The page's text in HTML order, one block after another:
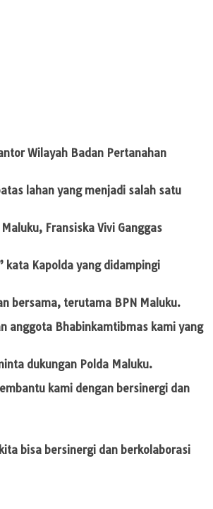
Wilayah Badan Pertanahan
lahan yang menjadi salah satu
Fransiska Vivi Ganggas
kata Kapolda yang didampingi
bersama, terutama BPN Maluku.
anggota Bhabinkamtibmas kami yang
dukungan Polda Maluku.
kami dengan bersinergi dan
bisa bersinergi dan berkolaborasi